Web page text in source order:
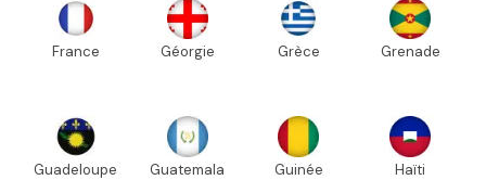
France Géorgie Grèce Grenade
Guadeloupe Guatemala Guinée Haïti